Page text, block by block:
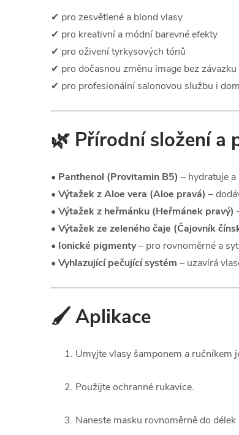
✔ pro zesvětlené a blond vlasy
✔ pro kreativní a módní barevné efekty
✔ pro oživení tyrkysových tónů
✔ pro dočasnou změnu image bez závazku
✔ pro profesionální salonovou službu i
🌿 Přírodní složení a
• Panthenol (Provitamin B5) – hydratuje
• Výtažek z Aloe vera (Aloe pravá) –
• Výtažek z heřmánku (Heřmánek pravý)
• Výtažek ze zeleného čaje (Čajovník
• Ionické pigmenty– pro rovnoměrné a
• Vyhlazující pečující systém – uzavírá
🖌️ Aplikace
Umyjte vlasy šamponem a ručníkem
Použijte ochranné rukavice.
Naneste masku rovnoměrně do délek